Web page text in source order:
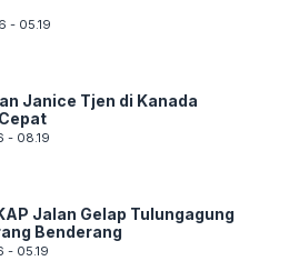
- 05.19
Janice Tjen di Kanada
- 08.19
Jalan Gelap Tulungagung
Benderang
- 05.19